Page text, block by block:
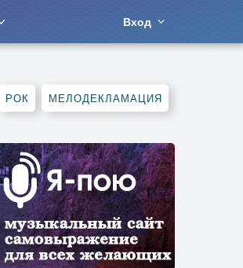
Вход
РОК МЕЛОДЕКЛАМАЦИЯ